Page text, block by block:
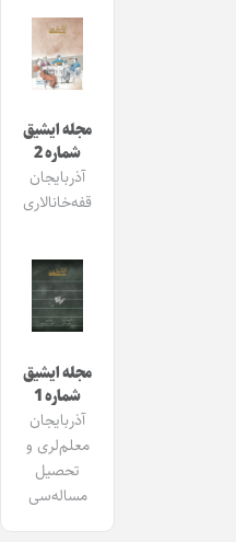
مجله ایشیق
شماره 2
آذربایجان
قفه‌خانالاری
مجله ایشیق
شماره 1
آذربایجان
معلم‌لری و
تحصیل
مساله‌سی